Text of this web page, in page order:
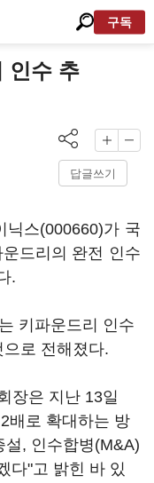
구독
인수 추
답글쓰기
닉스(000660)가 국
드리의 완전 인수
.
키파운드리 인수
로 전해졌다.
장은 지난 13일
배로 확대하는 방
설, 인수합병(M&A)
다"고 밝힌 바 있